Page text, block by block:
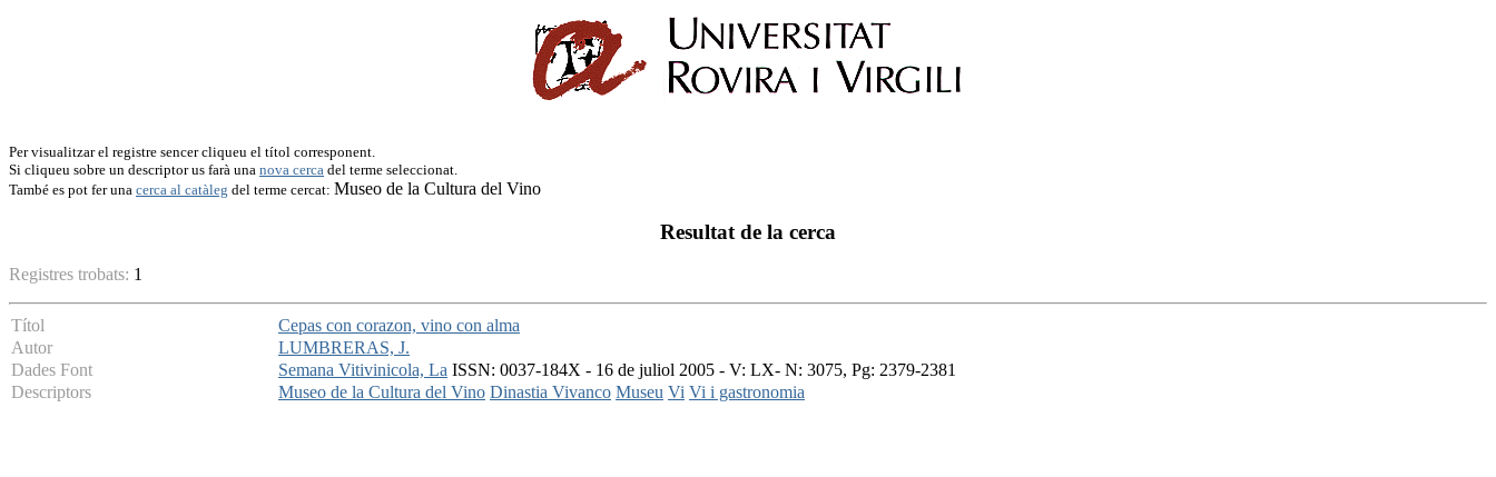
Per visualitzar el registre sencer cliqueu el títol corresponent.
Si cliqueu sobre un descriptor us farà una nova cerca del terme seleccionat.
També es pot fer una cerca al catàleg del terme cercat: Museo de la Cultura del Vino
Resultat de la cerca
Registres trobats: 1
Títol
Cepas con corazon, vino con alma
Autor
LUMBRERAS, J.
Dades Font
Semana Vitivinicola, La ISSN: 0037-184X - 16 de juliol 2005 - V: LX- N: 3075, Pg: 2379-2381
Descriptors
Museo de la Cultura del Vino Dinastia Vivanco Museu Vi Vi i gastronomia